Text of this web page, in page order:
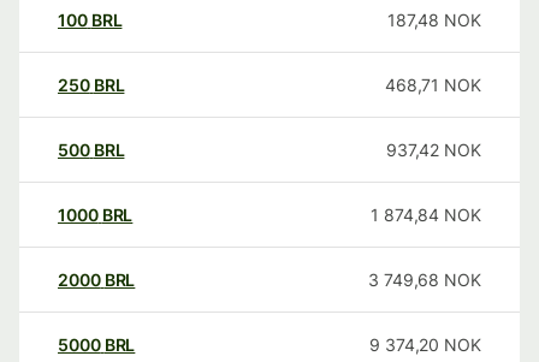
100 BRL 187,48 NOK
250 BRL 468,71 NOK
500 BRL 937,42 NOK
1000 BRL 1 874,84 NOK
2000 BRL 3 749,68 NOK
5000 BRL 9 374,20 NOK